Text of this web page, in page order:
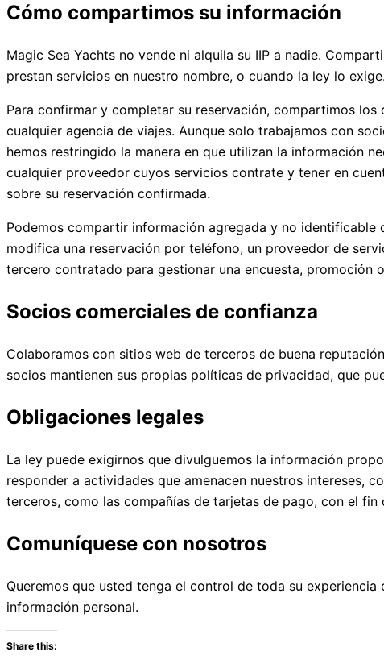
Cómo compartimos su información
Magic Sea Yachts no vende ni alquila su IIP a nadie.
prestan servicios en nuestro nombre, o cuando la ley lo exige.
Para confirmar y completar su reservación, compartimos
cualquier agencia de viajes. Aunque solo trabajamos con
hemos restringido la manera en que utilizan la información
cualquier proveedor cuyos servicios contrate y tener en
sobre su reservación confirmada.
Podemos compartir información agregada y no
modifica una reservación por teléfono, un proveedor de
tercero contratado para gestionar una encuesta,
Socios comerciales de confianza
Colaboramos con sitios web de terceros de buena
socios mantienen sus propias políticas de privacidad, que
Obligaciones legales
La ley puede exigirnos que divulguemos la información
responder a actividades que amenacen nuestros intereses,
terceros, como las compañías de tarjetas de pago, con el
Comuníquese con nosotros
Queremos que usted tenga el control de toda su
información personal.
Share this: